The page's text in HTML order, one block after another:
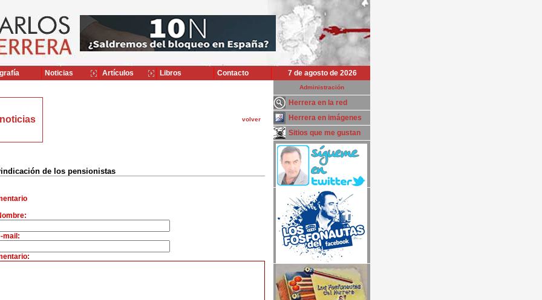
7 de agosto de 2026
volver
de los pensionistas
mail:
Administración
Herrera en la red
Herrera en imágenes
Sitios que me gustan
Noticias Artículos Libros Contacto